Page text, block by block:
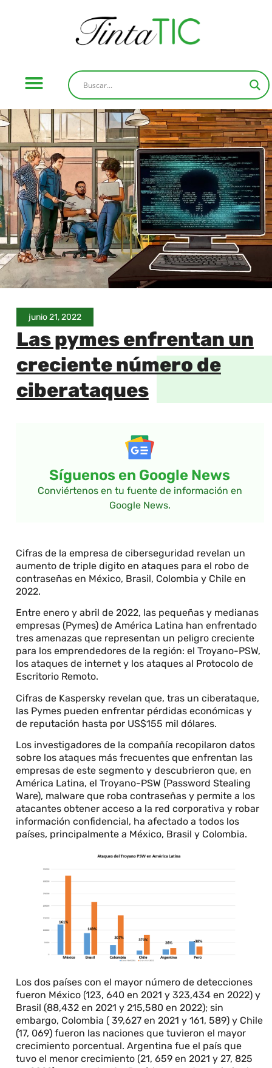
junio 21, 2022
Las pymes enfrentan un
creciente número de
ciberataques
Síguenos en Google News
Conviértenos en tu fuente de información en
Google News.
Cifras de la empresa de ciberseguridad revelan un
aumento de triple digito en ataques para el robo de
contraseñas en México, Brasil, Colombia y Chile en
2022.
Entre enero y abril de 2022, las pequeñas y medianas
empresas (Pymes) de América Latina han enfrentado
tres amenazas que representan un peligro creciente
para los emprendedores de la región: el Troyano-PSW,
los ataques de internet y los ataques al Protocolo de
Escritorio Remoto.
Cifras de Kaspersky revelan que, tras un ciberataque,
las Pymes pueden enfrentar pérdidas económicas y
de reputación hasta por US$155 mil dólares.
Los investigadores de la compañía recopilaron datos
sobre los ataques más frecuentes que enfrentan las
empresas de este segmento y descubrieron que, en
América Latina, el Troyano-PSW (Password Stealing
Ware), malware que roba contraseñas y permite a los
atacantes obtener acceso a la red corporativa y robar
información confidencial, ha afectado a todos los
países, principalmente a México, Brasil y Colombia.
Los dos países con el mayor número de detecciones
fueron México (123, 640 en 2021 y 323,434 en 2022) y
Brasil (88,432 en 2021 y 215,580 en 2022); sin
embargo, Colombia ( 39,627 en 2021 y 161, 589) y Chile
(17, 069) fueron las naciones que tuvieron el mayor
crecimiento porcentual. Argentina fue el país que
tuvo el menor crecimiento (21, 659 en 2021 y 27, 825